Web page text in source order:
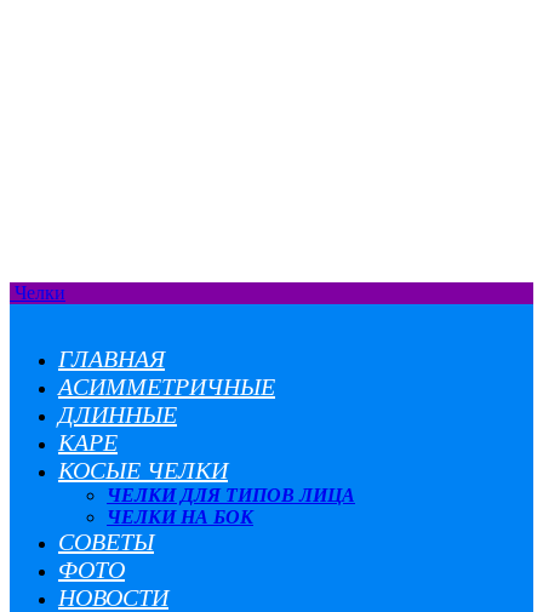
Челки
ГЛАВНАЯ
АСИММЕТРИЧНЫЕ
ДЛИННЫЕ
КАРЕ
КОСЫЕ ЧЕЛКИ
ЧЕЛКИ ДЛЯ ТИПОВ ЛИЦА
ЧЕЛКИ НА БОК
СОВЕТЫ
ФОТО
НОВОСТИ